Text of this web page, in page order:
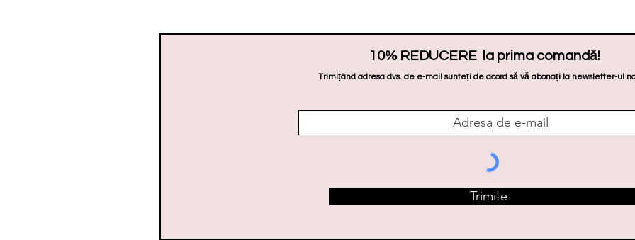
10% REDUCERE la prima comandă!
Trimițând adresa dvs. de e-mail sunteți de acord să vă abonați la newsletter-ul
Trimite